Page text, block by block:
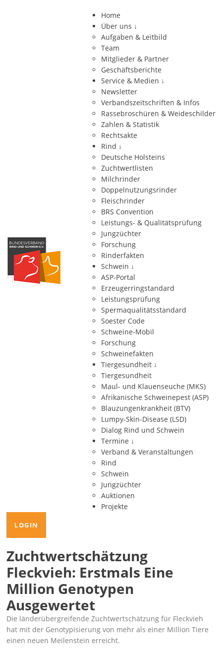
Home
Über uns ↓
Aufgaben & Leitbild
Team
Mitglieder & Partner
Geschäftsberichte
Service & Medien ↓
Newsletter
Verbandszeitschriften & Infos
Rassebroschüren & Weideschilder
Zahlen & Statistik
Rechtsakte
Rind ↓
Deutsche Holsteins
Zuchtwertlisten
Milchrinder
Doppelnutzungsrinder
Fleischrinder
BRS Convention
Leistungs- & Qualitätsprüfung
Jungzüchter
Forschung
Rinderfakten
Schwein ↓
ASP-Portal
Erzeugerringstandard
Leistungsprüfung
Spermaqualitätsstandard
Soester Code
Schweine-Mobil
Forschung
Schweinefakten
Tiergesundheit ↓
Tiergesundheit
Maul- und Klauenseuche (MKS)
Afrikanische Schweinepest (ASP)
Blauzungenkrankheit (BTV)
Lumpy-Skin-Disease (LSD)
Dialog Rind und Schwein
Termine ↓
Verband & Veranstaltungen
Rind
Schwein
Jungzüchter
Auktionen
Projekte
LOGIN
Zuchtwertschätzung
Fleckvieh: Erstmals Eine
Million Genotypen
Ausgewertet
Die länderübergreifende Zuchtwertschätzung für Fleckvieh
hat mit der Genotypisierung von mehr als einer Million Tiere
einen neuen Meilenstein erreicht.